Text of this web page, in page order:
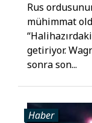
Rus
mühimmat
getiriyor.
sonra son...
Haber